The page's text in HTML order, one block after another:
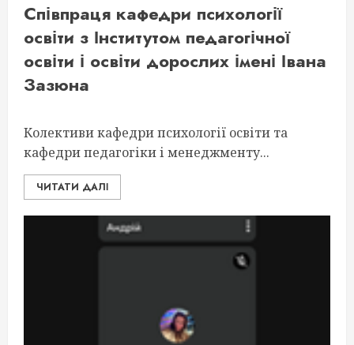
Співпраця кафедри психології
освіти з Інститутом педагогічної
освіти і освіти дорослих імені Івана
Зазюна
Колективи кафедри психології освіти та
кафедри педагогіки і менеджменту...
ЧИТАТИ ДАЛІ